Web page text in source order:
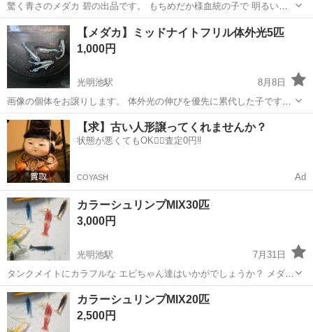
驚く青さのメダカ 碧の出品です。 もちめだか様血統の子で 明るい容
器に移しても青さが落ちにくいタイプのみを厳選して累代繁殖させた
そうです。 白い容器でも青さを保ってくれます。 青い宝石のような青
丹頂のめだかはいかがでしょうか...
大阪 和泉市 光明池駅 その他 めだか
【メダカ】ミッドナイトフリル体外光5匹
1,000円
光明池駅
8月8日
画像の個体をお譲りします。 体外光の伸びを優先に累代した子です。
オス1メス4だと思います。 オスメスの確認は 間違いがある可能性もあ
りますので ご了承頂ける方のみご連絡ください。 受け渡し場所は 光
明池周辺のコンビニを...
大阪 和泉市 光明池駅 その他 個人
【求】古い人形譲ってくれませんか？
状態が悪くてもOK🙆‍♀️査定0円‼️
COYASH Ad
カラーシュリンプMIX30匹
3,000円
光明池駅
7月31日
タンクメイトにカラフルな エビちゃん達はいかがでしょうか？ メダカ
の残餌の処理やコケの予防に頑張ってくれます。 チェリーシュリンプ
レッドルリーシュリンプ ダークブルーシュリンプ ゴールデンイエロー
シュリンプ その他、ラン...
大阪 和泉市 その他 シュリンプ
カラーシュリンプMIX20匹
2,500円